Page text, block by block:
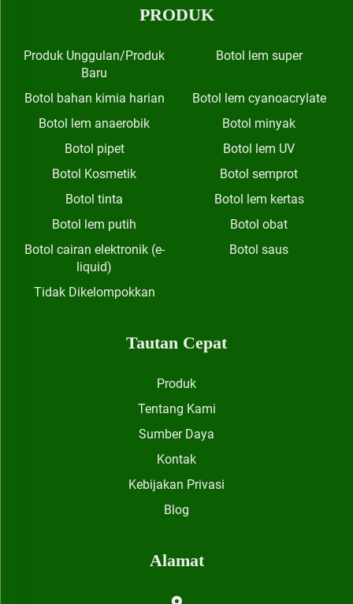
PRODUK
Produk Unggulan/Produk
Baru
Botol lem super
Botol bahan kimia harian
Botol lem cyanoacrylate
Botol lem anaerobik
Botol minyak
Botol pipet
Botol lem UV
Botol Kosmetik
Botol semprot
Botol tinta
Botol lem kertas
Botol lem putih
Botol obat
Botol cairan elektronik (e-
liquid)
Botol saus
Tidak Dikelompokkan
Tautan Cepat
Produk
Tentang Kami
Sumber Daya
Kontak
Kebijakan Privasi
Blog
Alamat